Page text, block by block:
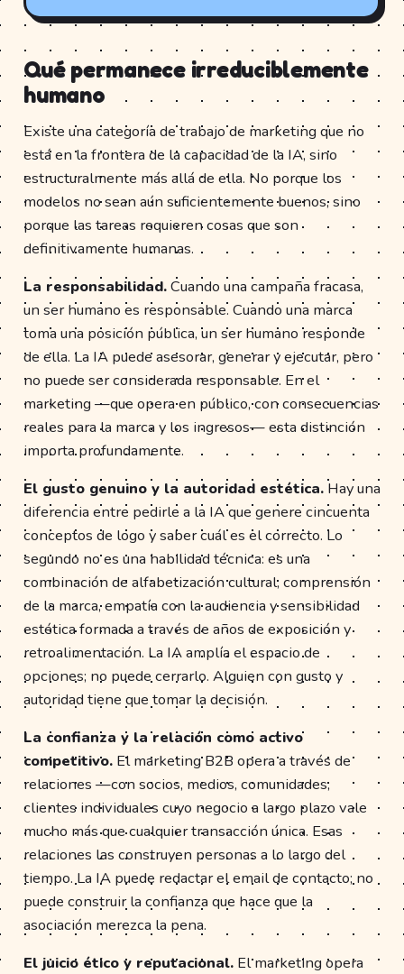
Qué permanece irreduciblemente
humano
Existe una categoría de trabajo de marketing que no
está en la frontera de la capacidad de la IA, sino
estructuralmente más allá de ella. No porque los
modelos no sean aún suficientemente buenos, sino
porque las tareas requieren cosas que son
definitivamente humanas.
La responsabilidad.Cuando una campaña fracasa,
un ser humano es responsable. Cuando una marca
toma una posición pública, un ser humano responde
de ella. La IA puede asesorar, generar y ejecutar, pero
no puede ser considerada responsable. En el
marketing —que opera en público, con consecuencias
reales para la marca y los ingresos— esta distinción
importa profundamente.
El gusto genuino y la autoridad estética.Hay una
diferencia entre pedirle a la IA que genere cincuenta
conceptos de logo y saber cuál es el correcto. Lo
segundo no es una habilidad técnica: es una
combinación de alfabetización cultural, comprensión
de la marca, empatía con la audiencia y sensibilidad
estética formada a través de años de exposición y
retroalimentación. La IA amplía el espacio de
opciones; no puede cerrarlo. Alguien con gusto y
autoridad tiene que tomar la decisión.
La confianza y la relación como activo
competitivo. El marketing B2B opera a través de
relaciones —con socios, medios, comunidades,
clientes individuales cuyo negocio a largo plazo vale
mucho más que cualquier transacción única. Esas
relaciones las construyen personas a lo largo del
tiempo. La IA puede redactar el email de contacto; no
puede construir la confianza que hace que la
asociación merezca la pena.
El juicio ético y reputacional. El marketing opera